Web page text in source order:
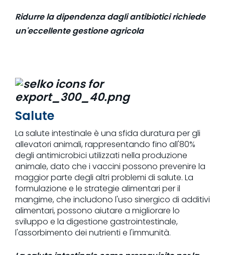
Ridurre la dipendenza dagli antibiotici richiede
un'eccellente gestione agricola
Salute
La salute intestinale è una sfida duratura per gli
allevatori animali, rappresentando fino all'80%
degli antimicrobici utilizzati nella produzione
animale, dato che i vaccini possono prevenire la
maggior parte degli altri problemi di salute. La
formulazione e le strategie alimentari per il
mangime, che includono l'uso sinergico di additivi
alimentari, possono aiutare a migliorare lo
sviluppo e la digestione gastrointestinale,
l'assorbimento dei nutrienti e l'immunità.